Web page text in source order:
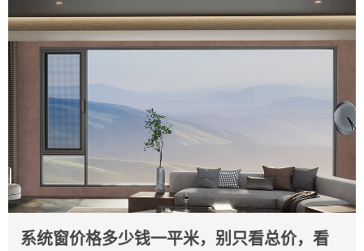
系统窗价格多少钱一平米，别只看总价，看